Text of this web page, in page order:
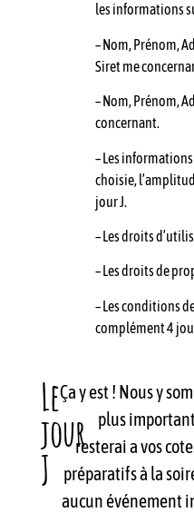
les informations
– Nom, Prénom,
Siret me
– Nom, Prénom,
concernant.
– Les
choisie,
jour J.
– Les droits
– Les droits de
– Les conditions
complément 4
Ça y est ! Nous y
plus
resterai a vos
préparatifs à la
aucun événement
Le
jour
J